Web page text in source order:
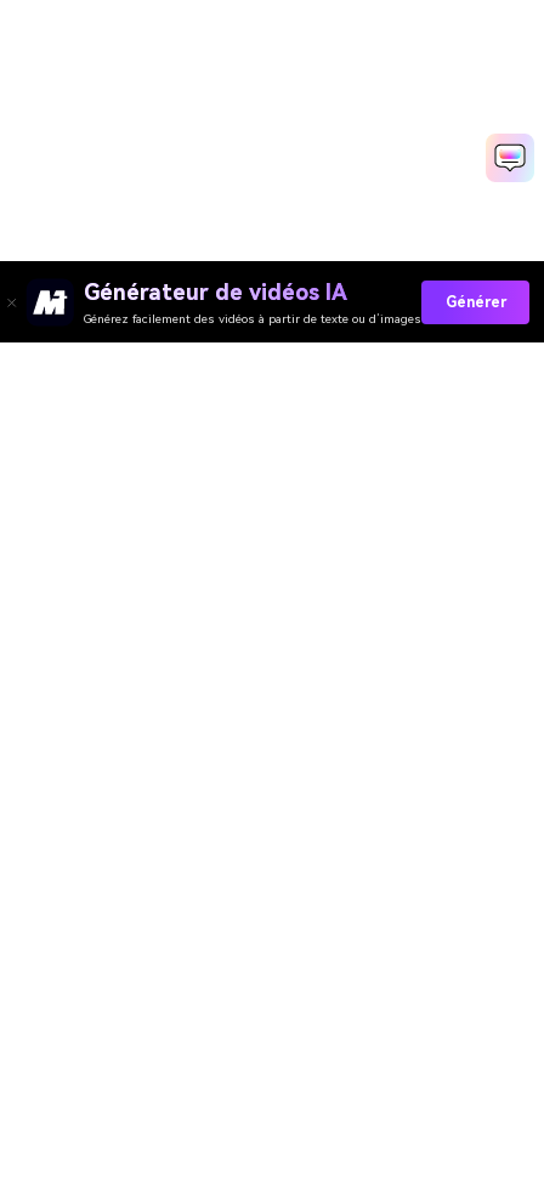
Générateur de vidéos IA
Générez facilement des vidéos à partir de texte ou d’images
Générer